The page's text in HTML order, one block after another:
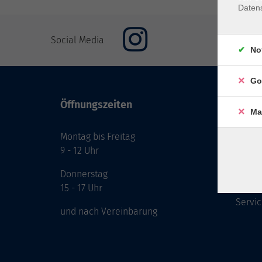
Social Media
Öffnungszeiten
Montag bis Freitag
9 - 12 Uhr
Donnerstag
15 - 17 Uhr
und nach Vereinbarung